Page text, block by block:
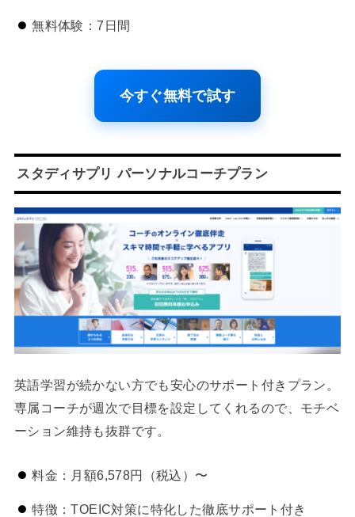
無料体験：7日間
今すぐ無料で試す
スタディサプリ パーソナルコーチプラン
英語学習が続かない方でも安心のサポート付きプラン。
専属コーチが週次で目標を設定してくれるので、モチベ
ーション維持も抜群です。
料金：月額6,578円（税込）〜
特徴：TOEIC対策に特化した徹底サポート付き